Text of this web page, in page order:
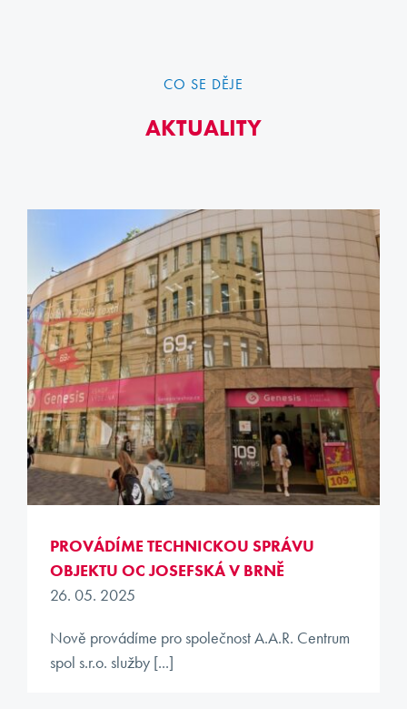
CO SE DĚJE
AKTUALITY
PROVÁDÍME TECHNICKOU SPRÁVU
OBJEKTU OC JOSEFSKÁ V BRNĚ
26. 05. 2025
Nově provádíme pro společnost A.A.R. Centrum
spol s.r.o. služby [...]